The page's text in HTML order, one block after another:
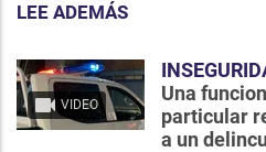
LEE ADEMÁS
VIDEO
Una
particular
a un